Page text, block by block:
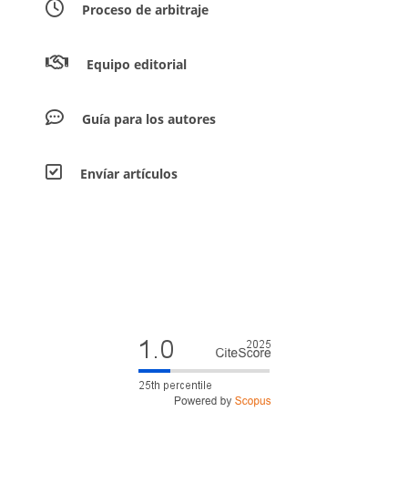
Proceso de arbitraje
Equipo editorial
Guía para los autores
Envíar artículos